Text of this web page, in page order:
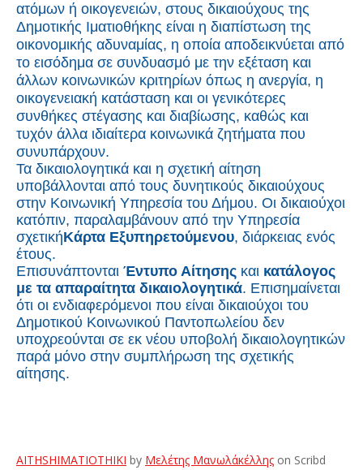
ατόμων ή οικογενειών, στους δικαιούχους της
Δημοτικής Ιματιοθήκης είναι η διαπίστωση της
οικονομικής αδυναμίας, η οποία αποδεικνύεται από
το εισόδημα σε συνδυασμό με την εξέταση και
άλλων κοινωνικών κριτηρίων όπως η ανεργία, η
οικογενειακή κατάσταση και οι γενικότερες
συνθήκες στέγασης και διαβίωσης, καθώς και
τυχόν άλλα ιδιαίτερα κοινωνικά ζητήματα που
συνυπάρχουν.
Τα δικαιολογητικά και η σχετική αίτηση
υποβάλλονται από τους δυνητικούς δικαιούχους
στην Κοινωνική Υπηρεσία του Δήμου. Οι δικαιούχοι
κατόπιν, παραλαμβάνουν από την Υπηρεσία
σχετικήΚάρτα Εξυπηρετούμενου, διάρκειας ενός
έτους.
Επισυνάπτονται Έντυπο Αίτησης και κατάλογος
με τα απαραίτητα δικαιολογητικά. Επισημαίνεται
ότι οι ενδιαφερόμενοι που είναι δικαιούχοι του
Δημοτικού Κοινωνικού Παντοπωλείου δεν
υποχρεούνται σε εκ νέου υποβολή δικαιολογητικών
παρά μόνο στην συμπλήρωση της σχετικής
αίτησης.
AITHSHΙΜΑΤΙΟΤΗΙΚΙ by Μελέτης Μανωλάκέλλης on Scribd